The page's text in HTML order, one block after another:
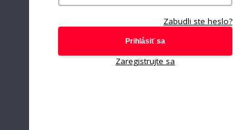
Zabudli ste heslo?
Prihlásiť sa
Zaregistrujte sa